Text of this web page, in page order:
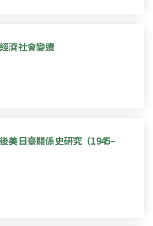
濟社會變遷
美日臺關係史研究（1945–